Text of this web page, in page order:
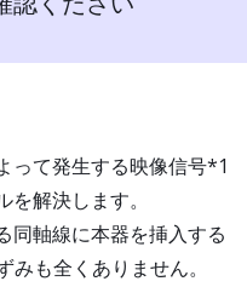
って発生する映像信号*1
解決します。
同軸線に本器を挿入する
も全くありません。